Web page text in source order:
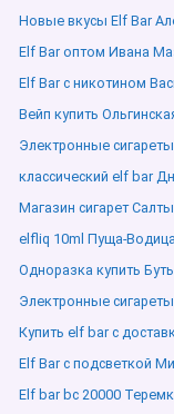
Новые вкусы Elf Bar
Elf Bar оптом Ивана
Elf Bar с никотином
Вейп купить
Электронные
классический elf bar
Магазин сигарет
elfliq 10ml Пуща-
Одноразка купить
Электронные
Купить elf bar с
Elf Bar с подсветкой
Elf bar bc 20000